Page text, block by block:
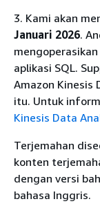
3. Kami akan
Januari 2026.
aplikasi SQL.
Amazon Kinesis
itu. Untuk
Kinesis Data
Terjemahan
konten
dengan versi
bahasa Inggris.